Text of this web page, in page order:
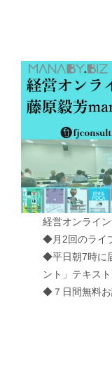
経営オンライ
◆月2回のライ
◆平日朝7時に
ント」テキス
◆７日間無料お